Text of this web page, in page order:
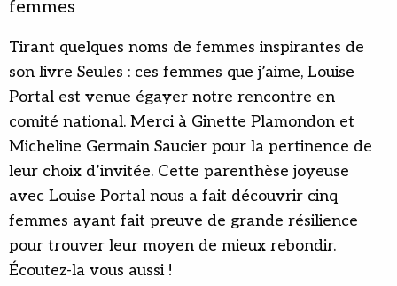
femmes
Tirant quelques noms de femmes inspirantes de
son livre Seules : ces femmes que j’aime, Louise
Portal est venue égayer notre rencontre en
comité national. Merci à Ginette Plamondon et
Micheline Germain Saucier pour la pertinence de
leur choix d’invitée. Cette parenthèse joyeuse
avec Louise Portal nous a fait découvrir cinq
femmes ayant fait preuve de grande résilience
pour trouver leur moyen de mieux rebondir.
Écoutez-la vous aussi !